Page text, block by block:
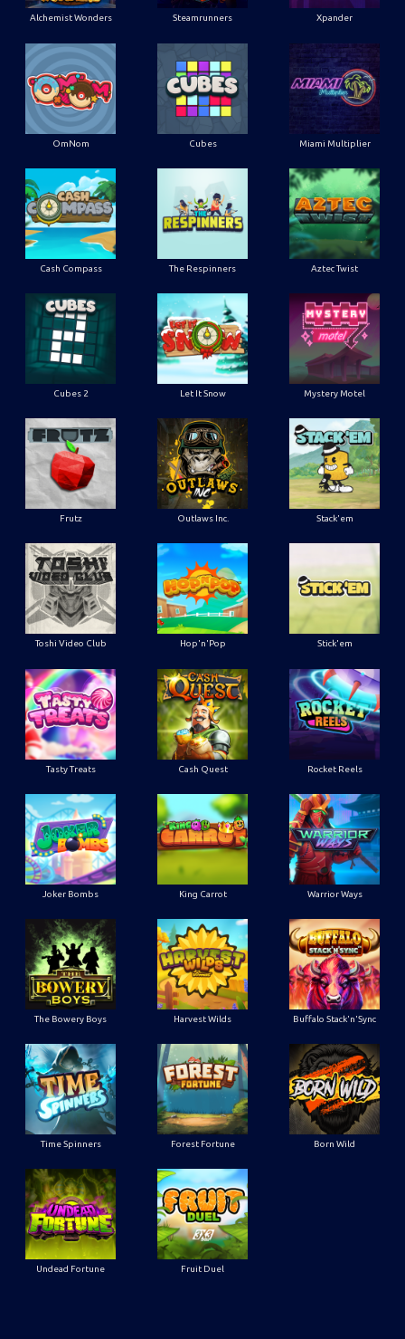
Alchemist Wonders Steamrunners Xpander
OmNom Cubes Miami Multiplier
Cash Compass The Respinners Aztec Twist
Cubes 2 Let It Snow Mystery Motel
Frutz Outlaws Inc. Stack'em
Toshi Video Club Hop'n'Pop Stick'em
Tasty Treats Cash Quest Rocket Reels
Joker Bombs King Carrot Warrior Ways
The Bowery Boys Harvest Wilds Buffalo Stack'n'Sync
Time Spinners Forest Fortune Born Wild
Undead Fortune Fruit Duel